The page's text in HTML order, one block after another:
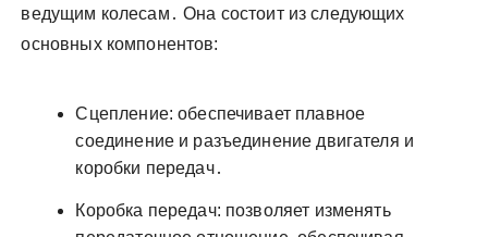
ведущим колесам․ Она состоит из следующих
основных компонентов:
Сцепление: обеспечивает плавное
соединение и разъединение двигателя и
коробки передач․
Коробка передач: позволяет изменять